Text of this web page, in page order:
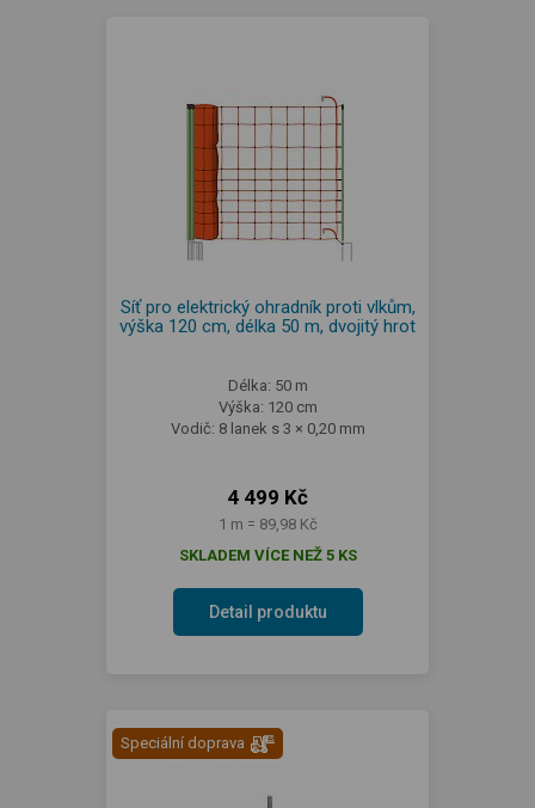
Síť pro elektrický ohradník proti vlkům,
výška 120 cm, délka 50 m, dvojitý hrot
Délka: 50 m
Výška: 120 cm
Vodič: 8 lanek s 3 × 0,20 mm
4 499 Kč
1 m = 89,98 Kč
SKLADEM VÍCE NEŽ 5 KS
Detail produktu
Speciální doprava